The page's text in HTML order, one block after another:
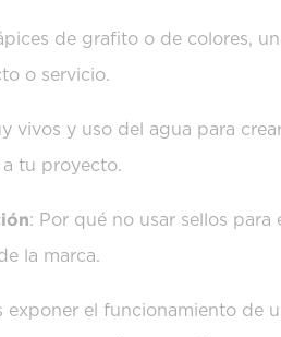
de grafito o de colores,
o servicio.
vivos y uso del agua para
tu proyecto.
: Por qué no usar sellos
la marca.
exponer el funcionamiento de